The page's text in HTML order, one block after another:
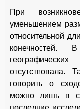
При
уменьшением
относительной
конечностей.
отсутствовала.
говорить о
можно лишь в
последние